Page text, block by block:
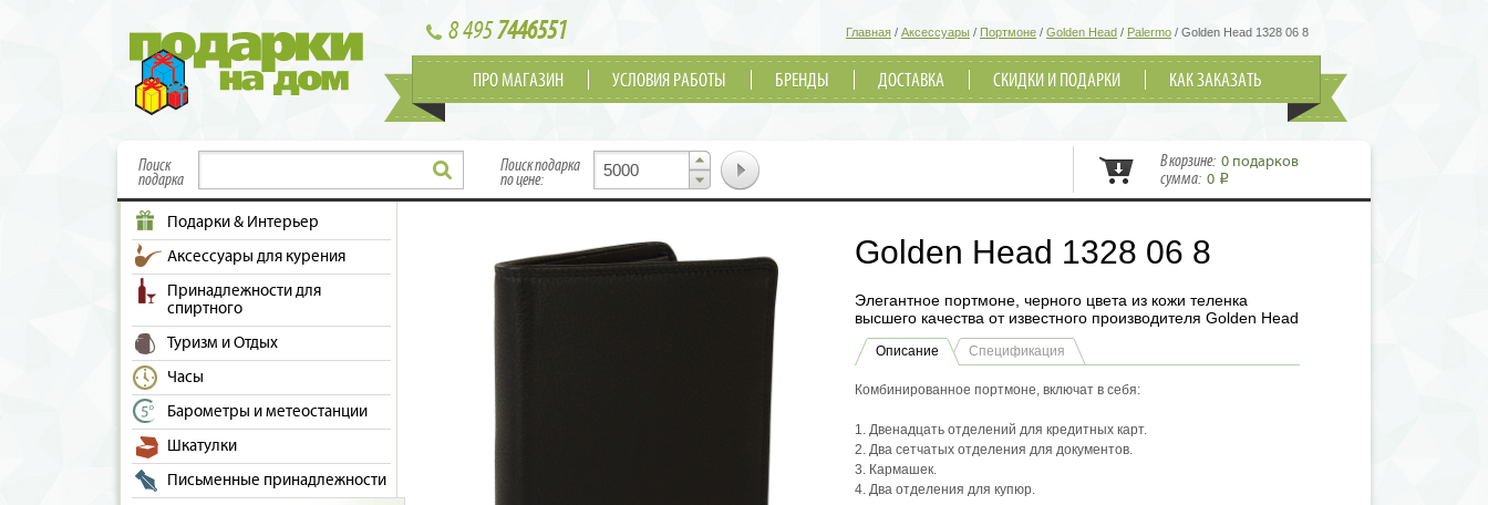
8 4957446551 Главная / Аксессуары / Портмоне / Golden Head / Palermo / Golden Head 1328 06 8
ПРО МАГАЗИН УСЛОВИЯ РАБОТЫ БРЕНДЫ ДОСТАВКА СКИДКИ И ПОДАРКИ КАК ЗАКАЗАТЬ
Поиск
подарка
Поиск подарка
по цене:
В корзине: 0 подарков
сумма: 0 i
Подарки & Интерьер
Аксессуары для курения
Принадлежности для
спиртного
Туризм и Отдых
Часы
Барометры и метеостанции
Шкатулки
Письменные принадлежности
Golden Head 1328 06 8
Элегантное портмоне, черного цвета из кожи теленка
высшего качества от известного производителя Golden Head
Описание Спецификация
Комбинированное портмоне, включат в себя:
1. Двенадцать отделений для кредитных карт.
2. Два сетчатых отделения для документов.
3. Кармашек.
4. Два отделения для купюр.